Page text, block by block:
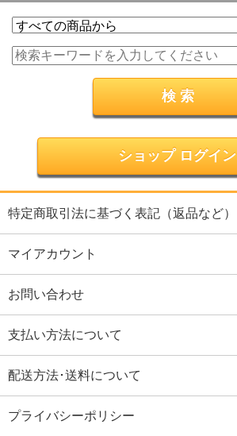
ショップ ログイン
特定商取引法に基づく表記（返品など）
マイアカウント
お問い合わせ
支払い方法について
配送方法･送料について
プライバシーポリシー